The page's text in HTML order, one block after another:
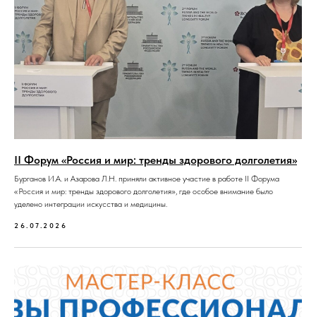
II Форум «Россия и мир: тренды здорового долголетия»
Бурганов И.А. и Азарова Л.Н. приняли активное участие в работе II Форума
«Россия и мир: тренды здорового долголетия», где особое внимание было
уделено интеграции искусства и медицины.
26.07.2026